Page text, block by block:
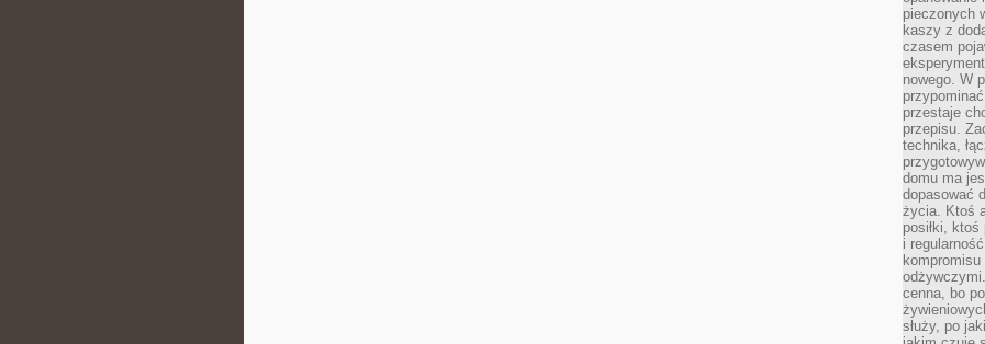
pieczonych
kaszy z
czasem
nowego. W
przypominać
przestaje
przepisu.
technika,
domu ma
dopasować
życia. Ktoś
posiłki,
i
cenna, bo
służy, po